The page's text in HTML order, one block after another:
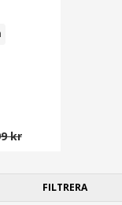
kr
FILTRERA